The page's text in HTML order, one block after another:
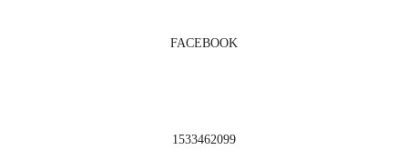
FACEBOOK
1533462099